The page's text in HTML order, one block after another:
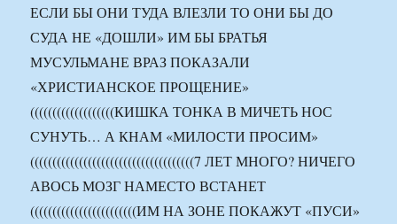
ЕСЛИ БЫ ОНИ ТУДА ВЛЕЗЛИ ТО ОНИ БЫ ДО
СУДА НЕ «ДОШЛИ» ИМ БЫ БРАТЬЯ
МУСУЛЬМАНЕ ВРАЗ ПОКАЗАЛИ
«ХРИСТИАНСКОЕ ПРОЩЕНИЕ»
(((((((((((((((((((КИШКА ТОНКА В МИЧЕТЬ НОС
СУНУТЬ… А КНАМ «МИЛОСТИ ПРОСИМ»
(((((((((((((((((((((((((((((((((((((7 ЛЕТ МНОГО? НИЧЕГО
АВОСЬ МОЗГ НАМЕСТО ВСТАНЕТ
((((((((((((((((((((((((ИМ НА ЗОНЕ ПОКАЖУТ «ПУСИ»